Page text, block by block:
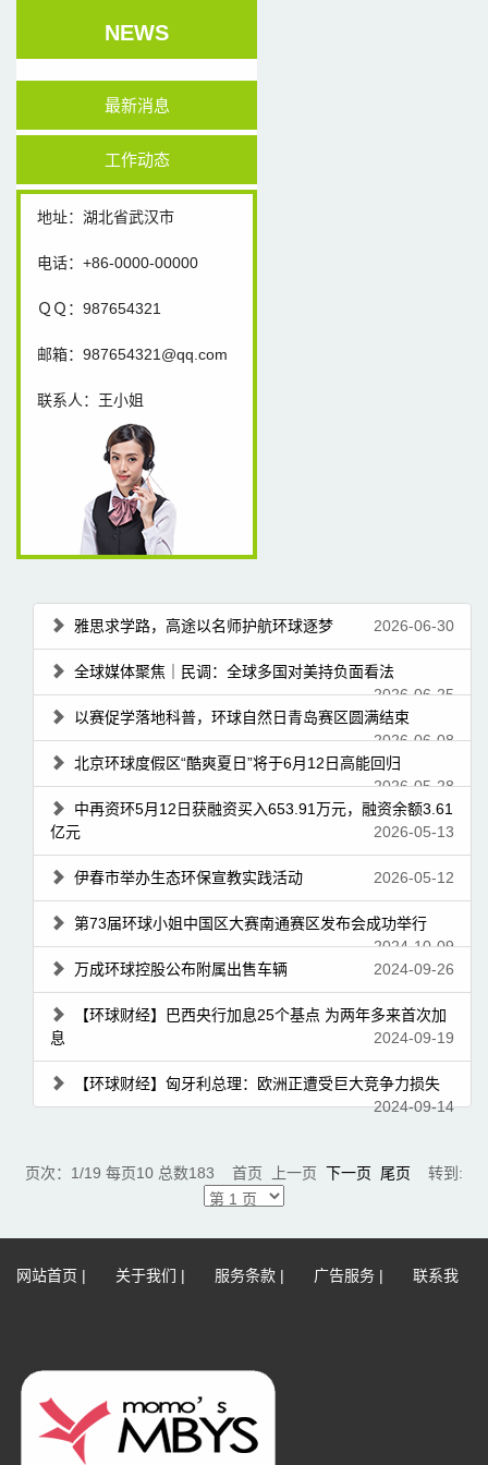
NEWS
最新消息
工作动态
地址：湖北省武汉市
电话：+86-0000-00000
ＱＱ：987654321
邮箱：987654321@qq.com
联系人：王小姐
雅思求学路，高途以名师护航环球逐梦 2026-06-30
全球媒体聚焦｜民调：全球多国对美持负面看法
2026-06-25
以赛促学落地科普，环球自然日青岛赛区圆满结束
2026-06-08
北京环球度假区“酷爽夏日”将于6月12日高能回归
2026-05-28
中再资环5月12日获融资买入653.91万元，融资余额3.61
亿元
2026-05-13
伊春市举办生态环保宣教实践活动 2026-05-12
第73届环球小姐中国区大赛南通赛区发布会成功举行
2024-10-09
万成环球控股公布附属出售车辆
2024-09-26
【环球财经】巴西央行加息25个基点 为两年多来首次加
息
2024-09-19
【环球财经】匈牙利总理：欧洲正遭受巨大竞争力损失
2024-09-14
页次：1/19 每页10 总数183 首页 上一页 下一页 尾页 转到:
网站首页 | 关于我们 | 服务条款 | 广告服务 | 联系我